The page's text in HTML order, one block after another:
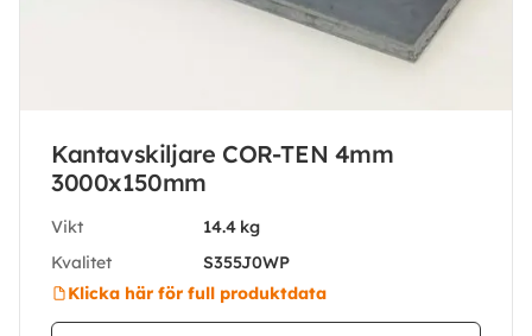
Kantavskiljare COR-TEN 4mm
3000x150mm
Vikt
14.4 kg
Kvalitet
S355J0WP
Klicka här för full produktdata